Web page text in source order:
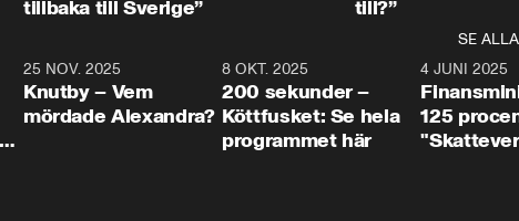
tillbaka till Sverige”
till?”
SE ALLA
31:05
25 NOV. 2025
Knutby – Vem
mördade Alexandra?
4:29
8 OKT. 2025
200 sekunder –
Köttfusket: Se hela
programmet här
4 JUNI 2025
125